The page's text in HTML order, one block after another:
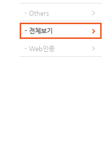
- Others
- 전체보기
- Web인증